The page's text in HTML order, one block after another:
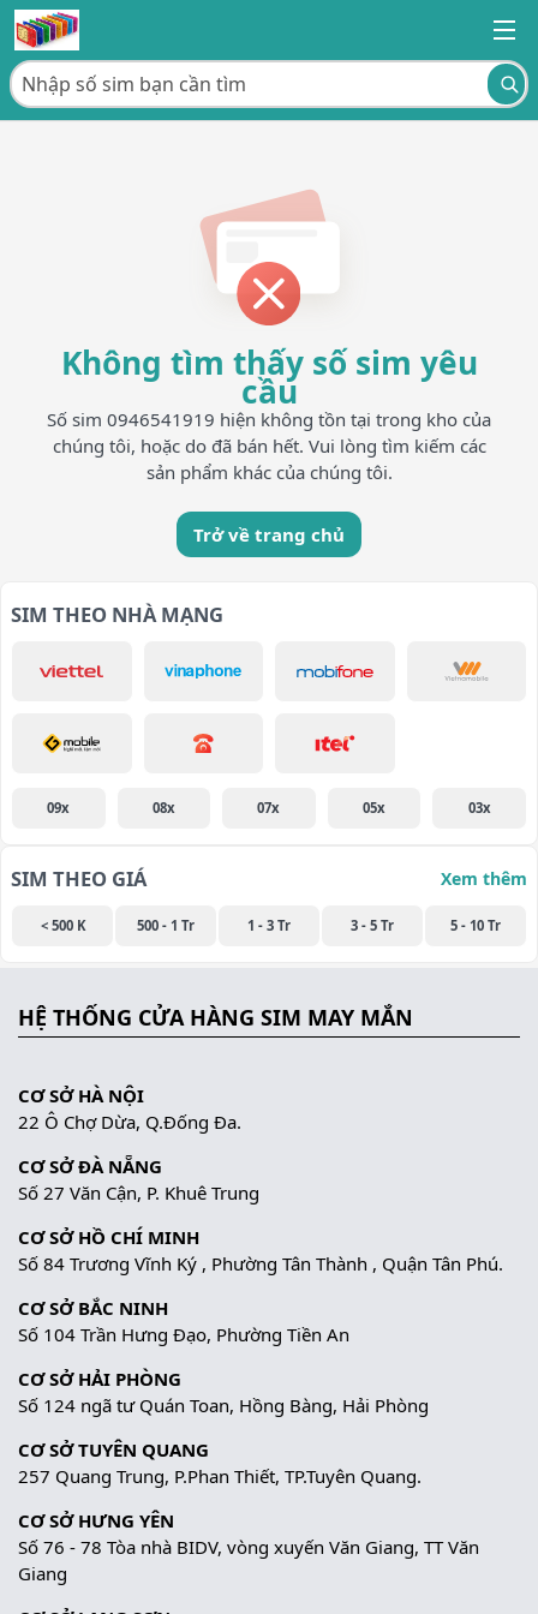
Không tìm thấy số sim yêu
cầu
Số sim 0946541919 hiện không tồn tại trong kho của
chúng tôi, hoặc do đã bán hết. Vui lòng tìm kiếm các
sản phẩm khác của chúng tôi.
Trở về trang chủ
SIM THEO NHÀ MẠNG
09x 08x 07x 05x 03x
SIM THEO GIÁ Xem thêm
< 500 K 500 - 1 Tr 1 - 3 Tr 3 - 5 Tr 5 - 10 Tr
HỆ THỐNG CỬA HÀNG SIM MAY MẮN
CƠ SỞ HÀ NỘI
22 Ô Chợ Dừa, Q.Đống Đa.
CƠ SỞ ĐÀ NẴNG
Số 27 Văn Cận, P. Khuê Trung
CƠ SỞ HỒ CHÍ MINH
Số 84 Trương Vĩnh Ký , Phường Tân Thành , Quận Tân Phú.
CƠ SỞ BẮC NINH
Số 104 Trần Hưng Đạo, Phường Tiền An
CƠ SỞ HẢI PHÒNG
Số 124 ngã tư Quán Toan, Hồng Bàng, Hải Phòng
CƠ SỞ TUYÊN QUANG
257 Quang Trung, P.Phan Thiết, TP.Tuyên Quang.
CƠ SỞ HƯNG YÊN
Số 76 - 78 Tòa nhà BIDV, vòng xuyến Văn Giang, TT Văn
Giang